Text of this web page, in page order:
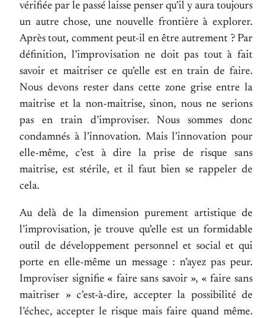
vérifiée par le passé laisse penser qu’il y aura toujours
un autre chose, une nouvelle frontière à explorer.
Après tout, comment peut-il en être autrement ? Par
définition, l’improvisation ne doit pas tout à fait
savoir et maitriser ce qu’elle est en train de faire.
Nous devons rester dans cette zone grise entre la
maitrise et la non-maitrise, sinon, nous ne serions
pas en train d’improviser. Nous sommes donc
condamnés à l’innovation. Mais l’innovation pour
elle-même, c’est à dire la prise de risque sans
maitrise, est stérile, et il faut bien se rappeler de
cela.
Au delà de la dimension purement artistique de
l’improvisation, je trouve qu’elle est un formidable
outil de développement personnel et social et qui
porte en elle-même un message : n’ayez pas peur.
Improviser signifie « faire sans savoir », « faire sans
maitriser » c’est-à-dire, accepter la possibilité de
l’échec, accepter le risque mais faire quand même.